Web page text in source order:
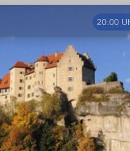
20:00